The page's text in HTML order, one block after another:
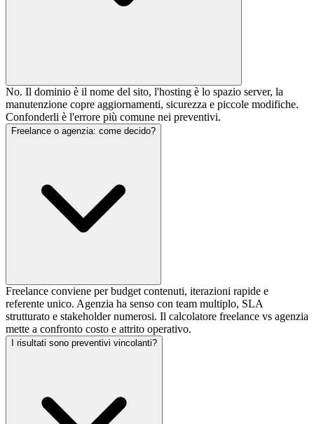
No. Il dominio è il nome del sito, l'hosting è lo spazio server, la
manutenzione copre aggiornamenti, sicurezza e piccole modifiche.
Confonderli è l'errore più comune nei preventivi.
Freelance o agenzia: come decido?
Freelance conviene per budget contenuti, iterazioni rapide e
referente unico. Agenzia ha senso con team multiplo, SLA
strutturato e stakeholder numerosi. Il calcolatore freelance vs agenzia
mette a confronto costo e attrito operativo.
I risultati sono preventivi vincolanti?